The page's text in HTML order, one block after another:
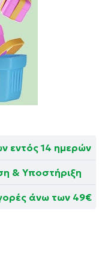
εντός 14 ημερών
& Υποστήριξη
άνω των 49€